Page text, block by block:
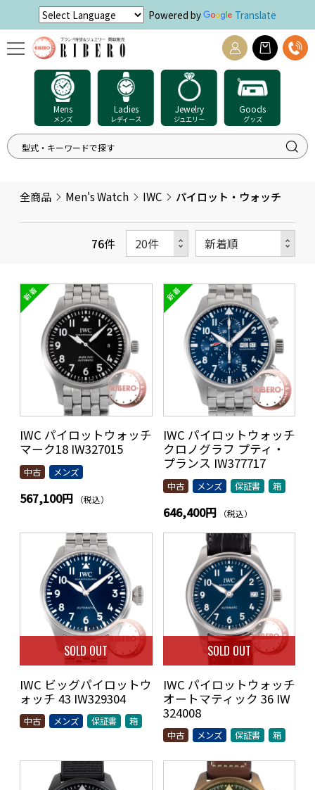
Powered by Translate
Mens
メンズ
Ladies
レディース
Jewelry
ジュエリー
Goods
グッズ
全商品 Men's Watch IWC パイロット・ウォッチ
76件
IWC パイロットウォッチ
マーク18 IW327015
中古 メンズ
567,100円 （税込）
IWC パイロットウォッチ
クロノグラフ プティ・
プランス IW377717
中古 メンズ 保証書 箱
646,400円 （税込）
SOLD OUT
IWC ビッグパイロットウ
ォッチ 43 IW329304
中古 メンズ 保証書 箱
SOLD OUT
IWC パイロットウォッチ
オートマティック 36 IW
324008
中古 メンズ 保証書 箱